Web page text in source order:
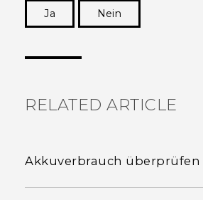
Ja
Nein
RELATED ARTICLE
Akkuverbrauch überprüfen